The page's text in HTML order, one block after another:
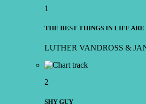
1
THE BEST THINGS IN LIFE ARE
LUTHER VANDROSS &
2
SHY GUY